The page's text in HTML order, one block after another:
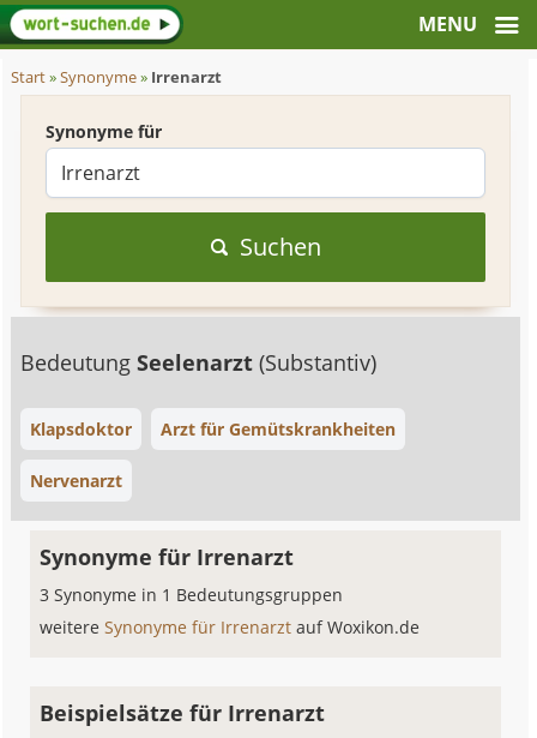
Start»Synonyme» Irrenarzt
Synonyme für
Suchen
BedeutungSeelenarzt(Substantiv)
Klapsdoktor Arzt für Gemütskrankheiten
Nervenarzt
Synonyme für Irrenarzt
3 Synonyme in 1 Bedeutungsgruppen
weitereSynonyme für Irrenarztauf Woxikon.de
Beispielsätze für Irrenarzt